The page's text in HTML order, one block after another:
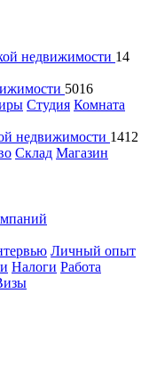
недвижимости 14
5016
Студия Комната
недвижимости 1412
Склад Магазин
Личный опыт
Налоги Работа